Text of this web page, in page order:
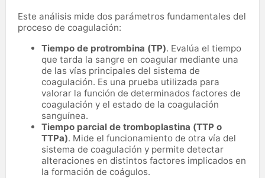
Este análisis mide dos parámetros fundamentales del
proceso de coagulación:
Tiempo de protrombina (TP). Evalúa el tiempo
que tarda la sangre en coagular mediante una
de las vías principales del sistema de
coagulación. Es una prueba utilizada para
valorar la función de determinados factores de
coagulación y el estado de la coagulación
sanguínea.
Tiempo parcial de tromboplastina (TTP o
TTPa). Mide el funcionamiento de otra vía del
sistema de coagulación y permite detectar
alteraciones en distintos factores implicados en
la formación de coágulos.